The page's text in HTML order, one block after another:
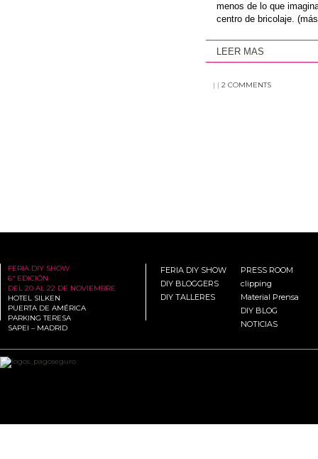
menos de lo que
centro de bricolaje.
LEER MAS
| | 2 COMMENTS
FERIA DIY SHOW
6ª EDICIÓN
DEL 20 AL 22 DE NOVIEMBRE
HOTEL SILKEN
PUERTA DE AMÉRICA
PARKING TERESA
SAPEI – MADRID
FERIA DIY SHOW
DIY BLOGGERS
DIY TALLERES
PRESS ROOM
clipping
Material Prensa
DIY BLOG
NOTICIAS